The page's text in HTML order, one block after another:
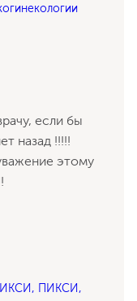
если бы
назад !!!!!
этому
ИКСИ, ПИКСИ,